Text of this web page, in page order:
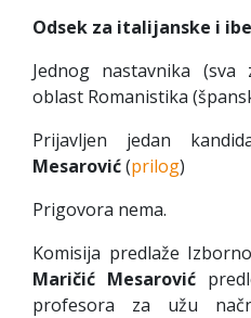
Odsek za italijanske i
Jednog nastavnika
oblast Romanistika
Prijavljen jedan
Mesarović(prilog)
Prigovora nema.
Komisija predlaže
Maričić Mesarović
profesora za užu